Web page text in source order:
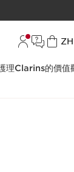
語
ZH
理Clarins的價值